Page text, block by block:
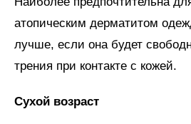
атопическим дерматитом
лучше, если она будет
трения при контакте с кожей.
Сухой возраст